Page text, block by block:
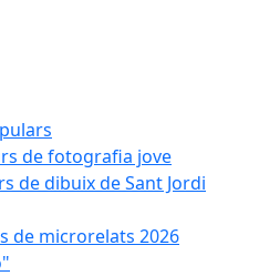
de fotografia jove
de dibuix de Sant Jordi
de microrelats 2026